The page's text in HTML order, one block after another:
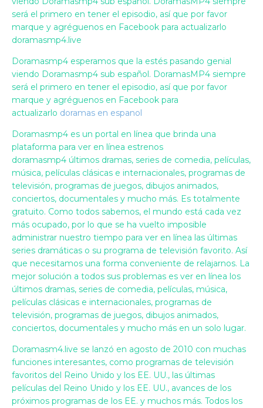
será el primero en tener el episodio, así que por favor
marque y agréguenos en Facebook para actualizarlo
doramasmp4.live
Doramasmp4 esperamos que la estés pasando genial
viendo Doramasmp4 sub español. DoramasMP4 siempre
será el primero en tener el episodio, así que por favor
marque y agréguenos en Facebook para
actualizarlo doramas en espanol
Doramasmp4 es un portal en línea que brinda una
plataforma para ver en línea estrenos
doramasmp4 últimos dramas, series de comedia, películas,
música, películas clásicas e internacionales, programas de
televisión, programas de juegos, dibujos animados,
conciertos, documentales y mucho más. Es totalmente
gratuito. Como todos sabemos, el mundo está cada vez
más ocupado, por lo que se ha vuelto imposible
administrar nuestro tiempo para ver en línea las últimas
series dramáticas o su programa de televisión favorito. Así
que necesitamos una forma conveniente de relajarnos. La
mejor solución a todos sus problemas es ver en línea los
últimos dramas, series de comedia, películas, música,
películas clásicas e internacionales, programas de
televisión, programas de juegos, dibujos animados,
conciertos, documentales y mucho más en un solo lugar.
Doramasm4.live se lanzó en agosto de 2010 con muchas
funciones interesantes, como programas de televisión
favoritos del Reino Unido y los EE. UU., las últimas
películas del Reino Unido y los EE. UU., avances de los
próximos programas de los EE. y muchos más. Todos los